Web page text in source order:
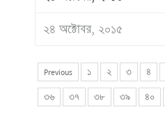
২৪ অক্টোবর, ২০১৫
Previous ১ ২ ৩ ৪
৩৬ ৩৭ ৩৮ ৩৯ ৪০